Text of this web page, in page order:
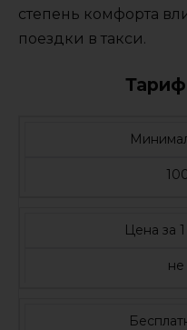
степень комфорта
поездки в такси.
Цена за
не